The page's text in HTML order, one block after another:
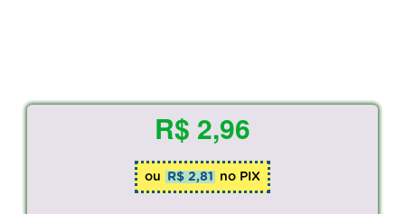
R$ 2,96
ou R$ 2,81 no PIX